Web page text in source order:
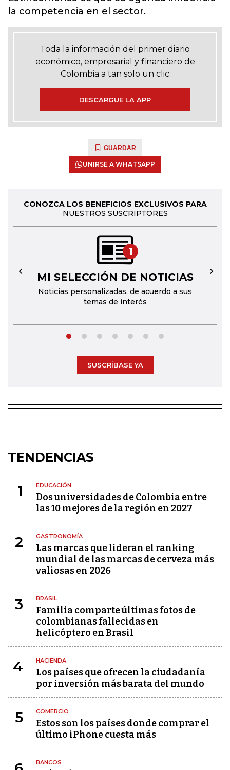
la competencia en el sector.
Toda la información del primer diario
económico, empresarial y financiero de
Colombia a tan solo un clic
DESCARGUE LA APP
GUARDAR
UNIRSE A WHATSAPP
CONOZCA LOS BENEFICIOS EXCLUSIVOS PARA
NUESTROS SUSCRIPTORES
1
MI SELECCIÓN DE NOTICIAS
Noticias personalizadas, de acuerdo a sus
temas de interés
← →
SUSCRÍBASE YA
TENDENCIAS
1 EDUCACIÓN
Dos universidades de Colombia entre
las 10 mejores de la región en 2027
2 GASTRONOMÍA
Las marcas que lideran el ranking
mundial de las marcas de cerveza más
valiosas en 2026
3 BRASIL
Familia comparte últimas fotos de
colombianas fallecidas en
helicóptero en Brasil
4 HACIENDA
Los países que ofrecen la ciudadanía
por inversión más barata del mundo
5 COMERCIO
Estos son los países donde comprar el
último iPhone cuesta más
BANCOS